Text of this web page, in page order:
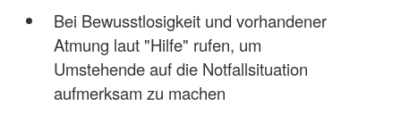
Bei Bewusstlosigkeit und vorhandener
Atmung laut "Hilfe" rufen, um
Umstehende auf die Notfallsituation
aufmerksam zu machen